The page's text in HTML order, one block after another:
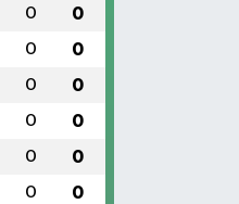
0 0
0 0
0 0
0 0
0 0
0 0